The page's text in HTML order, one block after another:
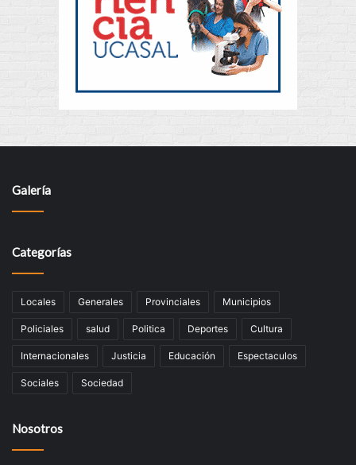
Galería
Categorías
Locales Generales Provinciales Municipios
Policiales salud Politica Deportes Cultura
Internacionales Justicia Educación Espectaculos
Sociales Sociedad
Nosotros